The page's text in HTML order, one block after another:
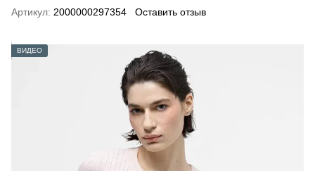
Артикул: 2000000297354 Оставить отзыв
ВИДЕО